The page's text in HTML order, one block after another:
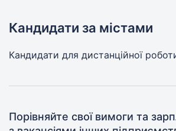
Кандидати за містами
Кандидати для дистанційної
Порівняйте свої вимоги та